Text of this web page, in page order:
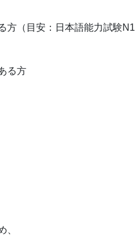
（目安：日本語能力試験N1
る方
、